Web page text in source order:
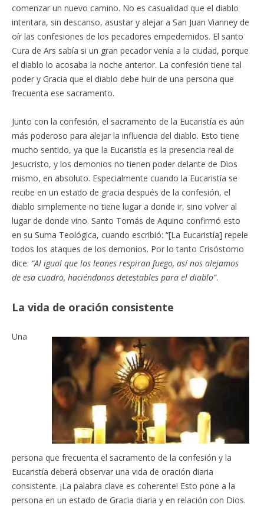
comenzar un nuevo camino. No es casualidad que el diablo
intentara, sin descanso, asustar y alejar a San Juan Vianney de
oír las confesiones de los pecadores empedernidos. El santo
Cura de Ars sabía si un gran pecador venía a la ciudad, porque
el diablo lo acosaba la noche anterior. La confesión tiene tal
poder y Gracia que el diablo debe huir de una persona que
frecuenta ese sacramento.
Junto con la confesión, el sacramento de la Eucaristía es aún
más poderoso para alejar la influencia del diablo. Esto tiene
mucho sentido, ya que la Eucaristía es la presencia real de
Jesucristo, y los demonios no tienen poder delante de Dios
mismo, en absoluto. Especialmente cuando la Eucaristía se
recibe en un estado de gracia después de la confesión, el
diablo simplemente no tiene lugar a donde ir, sino volver al
lugar de donde vino. Santo Tomás de Aquino confirmó esto
en su Suma Teológica, cuando escribió: “[La Eucaristía] repele
todos los ataques de los demonios. Por lo tanto Crisóstomo
dice: “Al igual que los leones respiran fuego, así nos alejamos
de esa cuadro, haciéndonos detestables para el diablo”.
La vida de oración consistente
Una
persona que frecuenta el sacramento de la confesión y la
Eucaristía deberá observar una vida de oración diaria
consistente. ¡La palabra clave es coherente! Esto pone a la
persona en un estado de Gracia diaria y en relación con Dios.